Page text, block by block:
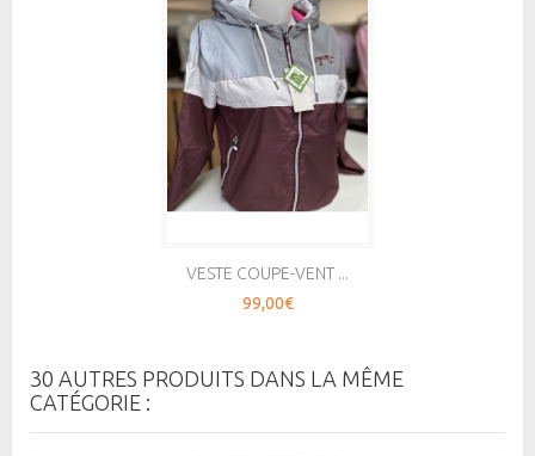
VESTE COUPE-VENT ...
99,00€
30 AUTRES PRODUITS DANS LA MÊME
CATÉGORIE :